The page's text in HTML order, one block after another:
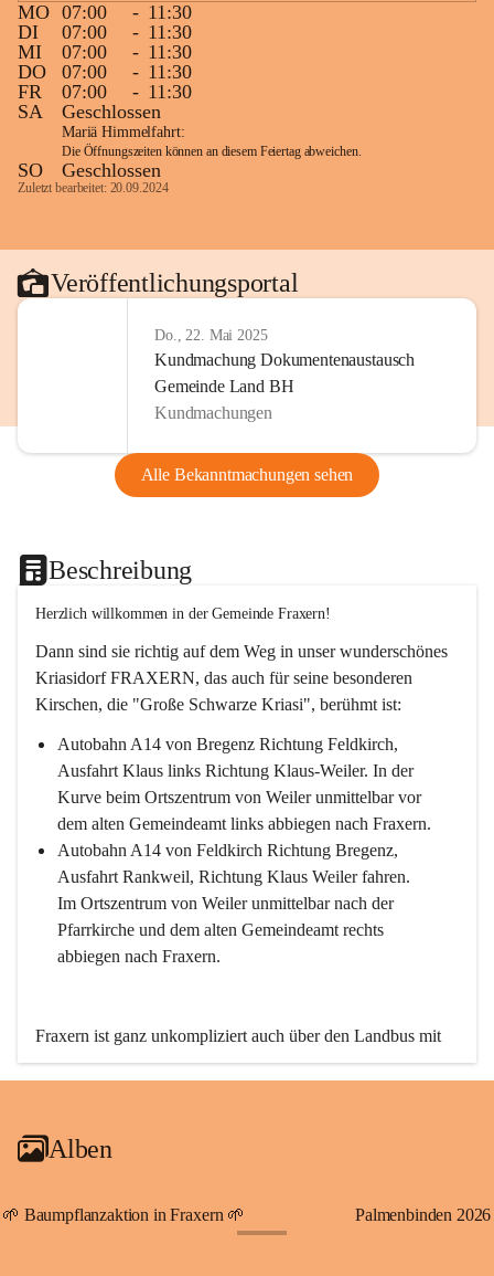
MO 07:00 - 11:30
DI
07:00 - 11:30
MI
07:00 - 11:30
DO
07:00 - 11:30
FR
07:00 - 11:30
SA
Geschlossen
Mariä Himmelfahrt:
Die Öffnungszeiten können an diesem Feiertag abweichen.
SO Geschlossen
Zuletzt bearbeitet: 20.09.2024
Veröffentlichungsportal
Do., 22. Mai 2025
Kundmachung Dokumentenaustausch
Gemeinde Land BH
Kundmachungen
Alle Bekanntmachungen sehen
Beschreibung
Herzlich willkommen in der Gemeinde Fraxern!
Dann sind sie richtig auf dem Weg in unser wunderschönes
Kriasidorf FRAXERN, das auch für seine besonderen
Kirschen, die "Große Schwarze Kriasi", berühmt ist:
Autobahn A14 von Bregenz Richtung Feldkirch,
Ausfahrt Klaus links Richtung Klaus-Weiler. In der
Kurve beim Ortszentrum von Weiler unmittelbar vor
dem alten Gemeindeamt links abbiegen nach Fraxern.
Autobahn A14 von Feldkirch Richtung Bregenz,
Ausfahrt Rankweil, Richtung Klaus Weiler fahren.
Im Ortszentrum von Weiler unmittelbar nach der
Pfarrkirche und dem alten Gemeindeamt rechts
abbiegen nach Fraxern.
Fraxern ist ganz unkompliziert auch über den Landbus mit
den öffentlichen Verkehrsmitteln zu erreichen. Die Linie
An Samstagen, Sonn- und Feiertagen können Sie bequem
persönlichen Linienbus zur gewünschten Zeit zu Ihrer
Haltestelle bestellen. Sowohl von Weiler kommend nach
Alben
🌱 Baumpflanzaktion in Fraxern 🌱 Palmenbinden 2026